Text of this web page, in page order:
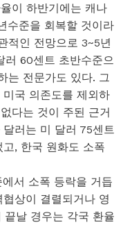
이 하반기에는 캐나
수준을 회복할 것이라
적인 전망으로 3~5년
60센트 초반수준으
는 전문가도 있다. 그
국 의존도를 제외하
다는 것이 주된 근거
러는 미 달러 75센트
, 한국 원화도 소폭
서 소폭 등락을 거듭
상이 결렬되거나 영
끝날 경우는 각국 환율